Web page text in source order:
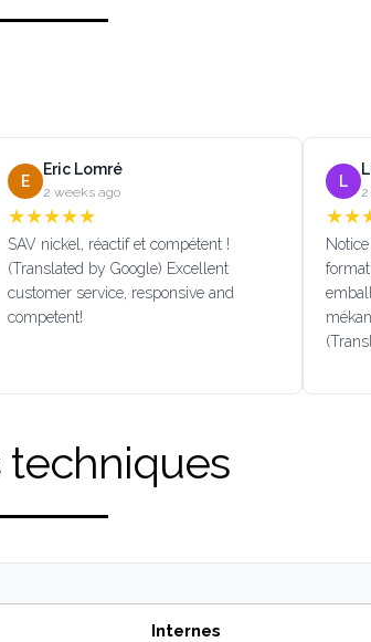
E
Eric Lomré
2 weeks ago
★★★★★
SAV nickel, réactif et compétent !
(Translated by Google) Excellent
customer service, responsive and
competent!
L
★★
techniques
Internes